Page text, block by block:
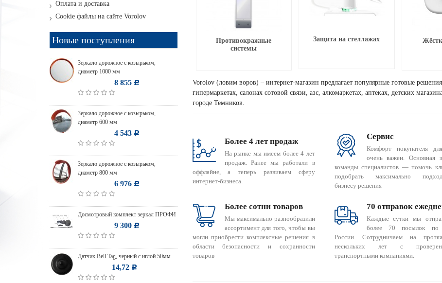
Оплата и доставка
Cookie файлы на сайте Vorolov
Новые поступления
Зеркало дорожное с козырьком,
диаметр 1000 мм
8 855 Р
Зеркало дорожное с козырьком,
диаметр 600 мм
4 543 Р
Зеркало дорожное с козырьком,
диаметр 800 мм
6 976 Р
Досмотровый комплект зеркал ПРОФИ
9 300 Р
Датчик Bell Tag, черный с иглой 50мм
14,72 Р
Противокражные
системы
Защита на стеллажах
Vorolov (ловим воров) – интернет-магазин предлагает популярные готовые
гипермаркетах, салонах сотовой связи, азс, алкомаркетах, аптеках, детских
городе Темников.
Более 4 лет продаж
На рынке мы имеем более 4 лет
продаж. Ранее мы работали в
оффлайне, а теперь развиваем сферу
интернет-бизнеса.
Сервис
Комфорт покупателя
очень важен. Основная
команды специалистов — помочь
подобрать максимально
бизнесу решения
Более сотни товаров
Мы максимально разнообразили
ассортимент для того, чтобы вы
могли приобрести комплексные решения в
области безопасности и сохранности
товаров
70 отправок
Каждые сутки мы
более 70 посылок по
России. Сотрудничаем на
нескольких лет с
транспортными компаниями.